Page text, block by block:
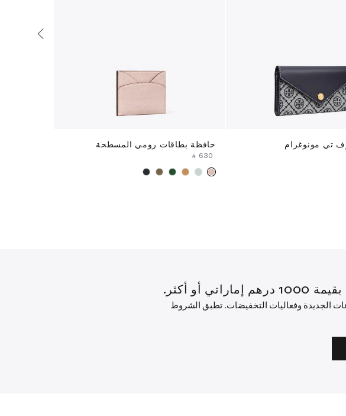
تي مونوغرام حافظة بطاقات رومي المسطحة
‎ ⃁ ⁦630⁩ ‎
الجديدة وفعاليات التخفيضات. تطبق الشروط